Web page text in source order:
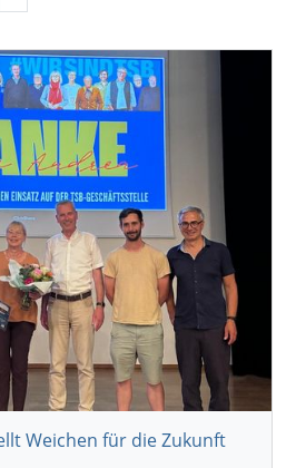
Weichen für die Zukunft